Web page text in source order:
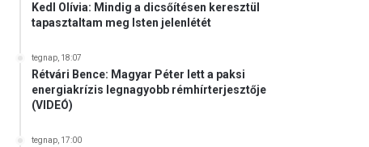
Kedl Olívia: Mindig a dicsőítésen keresztül
tapasztaltam meg Isten jelenlétét
tegnap, 18:07
Rétvári Bence: Magyar Péter lett a paksi
energiakrízis legnagyobb rémhírterjesztője
(VIDEÓ)
tegnap, 17:00